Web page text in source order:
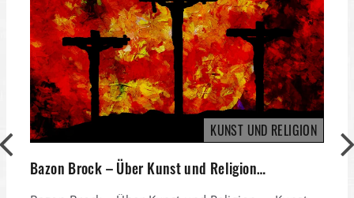
KUNST UND RELIGION
Bazon Brock – Über Kunst und Religion…